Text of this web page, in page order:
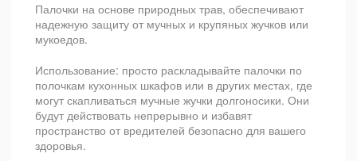
Палочки на основе природных трав, обеспечивают
надежную защиту от мучных и крупяных жучков или
мукоедов.
Использование: просто раскладывайте палочки по
полочкам кухонных шкафов или в других местах, где
могут скапливаться мучные жучки долгоносики. Они
будут действовать непрерывно и избавят
пространство от вредителей безопасно для вашего
здоровья.